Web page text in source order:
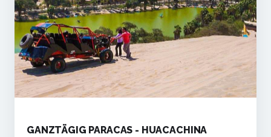
GANZTÄGIG PARACAS - HUACACHINA